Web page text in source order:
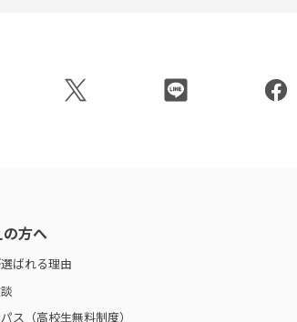
方へ
ばれる理由
ス（高校生無料制度）